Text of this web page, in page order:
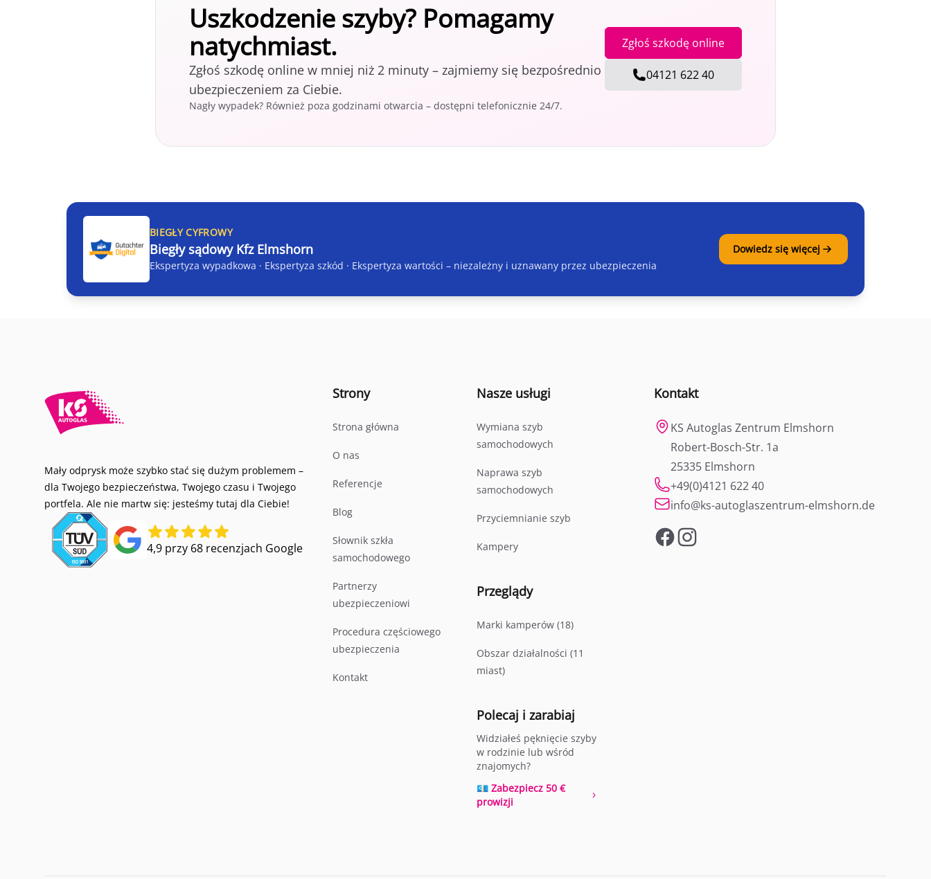
Uszkodzenie szyby? Pomagamy
natychmiast.
Zgłoś szkodę online w mniej niż 2 minuty – zajmiemy się bezpośrednio
ubezpieczeniem za Ciebie.
Nagły wypadek? Również poza godzinami otwarcia – dostępni telefonicznie 24/7.
Zgłoś szkodę online
04121 622 40
BIEGŁY CYFROWY
Biegły sądowy Kfz Elmshorn
Ekspertyza wypadkowa · Ekspertyza szkód · Ekspertyza wartości – niezależny i uznawany przez ubezpieczenia
Dowiedz się więcej
Mały odprysk może szybko stać się dużym problemem –
dla Twojego bezpieczeństwa, Twojego czasu i Twojego
portfela. Ale nie martw się: jesteśmy tutaj dla Ciebie!
4,9 przy 68 recenzjach Google
Strony
Strona główna
O nas
Referencje
Blog
Słownik szkła
samochodowego
Partnerzy
ubezpieczeniowi
Procedura częściowego
ubezpieczenia
Kontakt
Nasze usługi
Wymiana szyb
samochodowych
Naprawa szyb
samochodowych
Przyciemnianie szyb
Kampery
Przeglądy
Marki kamperów (18)
Obszar działalności (11
miast)
Polecaj i zarabiaj
Widziałeś pęknięcie szyby
w rodzinie lub wśród
znajomych?
💶 Zabezpiecz 50 €
prowizji
Kontakt
KS Autoglas Zentrum Elmshorn
Robert-Bosch-Str. 1a
25335 Elmshorn
+49(0)4121 622 40
info@ks-autoglaszentrum-elmshorn.de
FacebookInstagram